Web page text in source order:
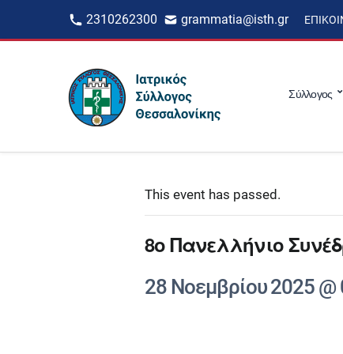
2310262300 grammatia@isth.gr
Σύλλογος
This event has passed.
8ο Πανελλήνιο
28 Νοεμβρίου 2025 @